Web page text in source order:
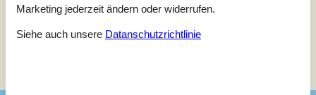
Siehe Häuser nebenan
Marketing jederzeit ändern oder widerrufen.
Siehe auch unsere Datanschutzrichtlinie